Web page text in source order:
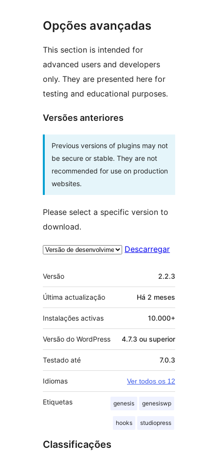
Opções avançadas
This section is intended for
advanced users and developers
only. They are presented here for
testing and educational purposes.
Versões anteriores
Previous versions of plugins may not
be secure or stable. They are not
recommended for use on production
websites.
Please select a specific version to
download.
Descarregar
Metadados
Versão 2.2.3
Última actualização Há 2 meses
Instalações activas 10.000+
Versão do WordPress 4.7.3 ou superior
Testado até 7.0.3
Idiomas Ver todos os 12
Etiquetas genesis genesiswp
hooks studiopress
Classificações